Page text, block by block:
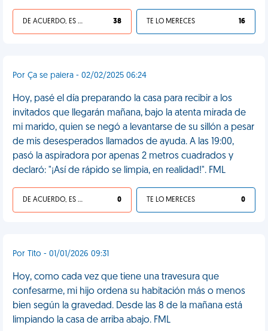
DE ACUERDO, ES UNA VIDA HP 38 TE LO MERECES 16
Por Ça se paiera - 02/02/2025 06:24
Hoy, pasé el día preparando la casa para recibir a los
invitados que llegarán mañana, bajo la atenta mirada de
mi marido, quien se negó a levantarse de su sillón a pesar
de mis desesperados llamados de ayuda. A las 19:00,
pasó la aspiradora por apenas 2 metros cuadrados y
declaró: "¡Así de rápido se limpia, en realidad!". FML
DE ACUERDO, ES UNA VIDA HP 0 TE LO MERECES 0
Por Tito - 01/01/2026 09:31
Hoy, como cada vez que tiene una travesura que
confesarme, mi hijo ordena su habitación más o menos
bien según la gravedad. Desde las 8 de la mañana está
limpiando la casa de arriba abajo. FML